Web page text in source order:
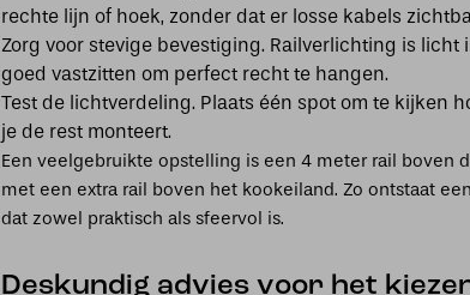
rechte lijn of hoek, zonder dat er losse kabels
Zorg voor stevige bevestiging. Railverlichting is licht
goed vastzitten om perfect recht te hangen.
Test de lichtverdeling. Plaats één spot om te kijken
je de rest monteert.
Een veelgebruikte opstelling is een 4 meter rail boven
met een extra rail boven het kookeiland. Zo ontstaat
dat zowel praktisch als sfeervol is.
Deskundig advies voor het